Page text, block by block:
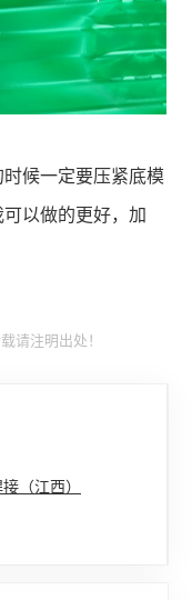
候一定要压紧底模
以做的更好，加
请注明出处！
（江西）